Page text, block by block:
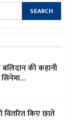
की कहानी
सिनेमा…
वितरित किए छाते